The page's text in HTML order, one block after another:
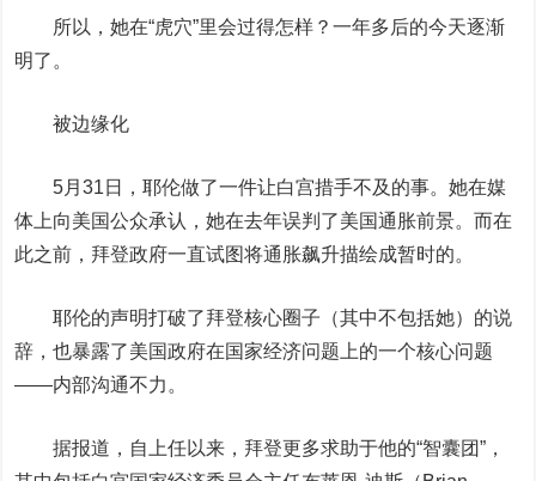
所以，她在“虎穴”里会过得怎样？一年多后的今天逐渐
明了。
被边缘化
5月31日，耶伦做了一件让白宫措手不及的事。她在媒
体上向美国公众承认，她在去年误判了美国通胀前景。而在
此之前，拜登政府一直试图将通胀飙升描绘成暂时的。
耶伦的声明打破了拜登核心圈子（其中不包括她）的说
辞，也暴露了美国政府在国家经济问题上的一个核心问题
——内部沟通不力。
据报道，自上任以来，拜登更多求助于他的“智囊团”，